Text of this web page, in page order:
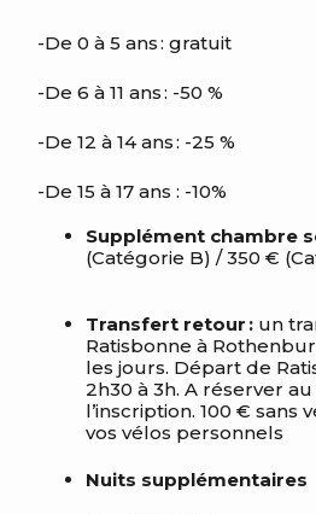
-De 0 à 5 ans : gratuit
-De 6 à 11 ans : -50 %
-De 12 à 14 ans : -25 %
-De 15 à 17 ans : -10%
Supplément chambre
(Catégorie B) / 350 € (
Transfert retour : un
Ratisbonne à
les jours. Départ de
2h30 à 3h. A réserver
l’inscription. 100 € sans
vos vélos personnels
Nuits supplémentaires